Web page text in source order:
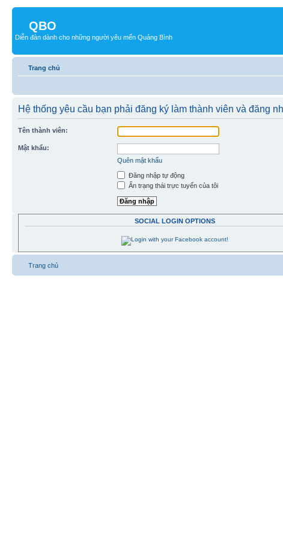
QBO
Diễn đàn dành cho những người yêu mến Quảng Bình
Trang chủ
Hệ thống yêu cầu bạn phải đăng ký làm thành viên và đăng
Tên thành viên:
Mật khẩu:
Quên mật khẩu
Đăng nhập tự động
Ẩn trạng thái trực tuyến của tôi
SOCIAL LOGIN OPTIONS
Trang chủ